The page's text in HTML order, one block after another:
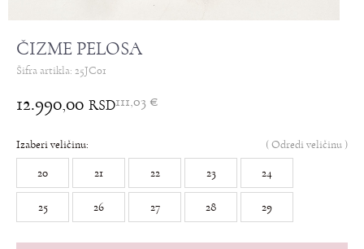
ČIZME PELOSA
Šifra artikla: 25JC01
12.990,00 RSD111,03 €
Izaberi veličinu: (Odredi veličinu )
20 21 22 23 24
25 26 27 28 29